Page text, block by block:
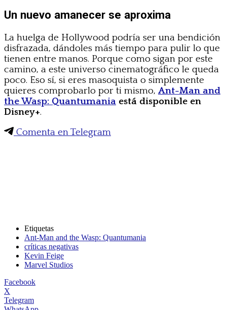
Un nuevo amanecer se aproxima
La huelga de Hollywood podría ser una bendición
disfrazada, dándoles más tiempo para pulir lo que
tienen entre manos. Porque como sigan por este
camino, a este universo cinematográfico le queda
poco. Eso sí, si eres masoquista o simplemente
quieres comprobarlo por ti mismo, Ant-Man and
the Wasp: Quantumania está disponible en
Disney+.
Comenta en Telegram
Etiquetas
Ant-Man and the Wasp: Quantumania
críticas negativas
Kevin Feige
Marvel Studios
Facebook
X
Telegram